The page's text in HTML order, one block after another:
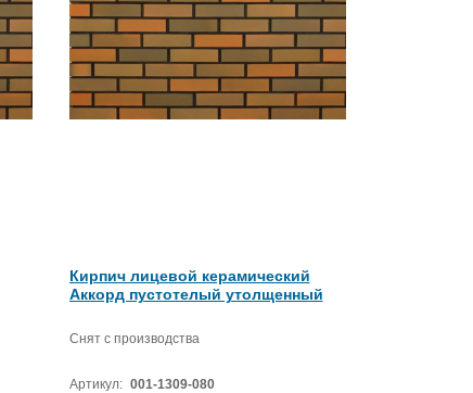
Кирпич лицевой керамический
Аккорд пустотелый утолщенный
Снят с производства
Артикул: 001-1309-080